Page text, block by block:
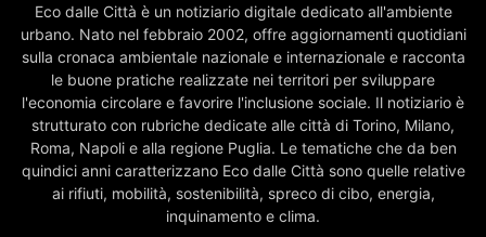
Eco dalle Città è un notiziario digitale dedicato all'ambiente
urbano. Nato nel febbraio 2002, offre aggiornamenti quotidiani
sulla cronaca ambientale nazionale e internazionale e racconta
le buone pratiche realizzate nei territori per sviluppare
l'economia circolare e favorire l'inclusione sociale. Il notiziario è
strutturato con rubriche dedicate alle città di Torino, Milano,
Roma, Napoli e alla regione Puglia. Le tematiche che da ben
quindici anni caratterizzano Eco dalle Città sono quelle relative
ai rifiuti, mobilità, sostenibilità, spreco di cibo, energia,
inquinamento e clima.